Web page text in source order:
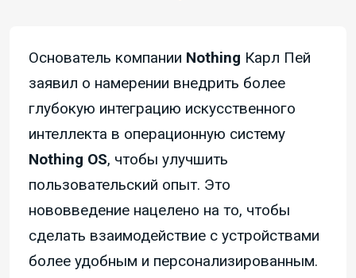
Основатель компании Nothing Карл Пей
заявил о намерении внедрить более
глубокую интеграцию искусственного
интеллекта в операционную систему
Nothing OS, чтобы улучшить
пользовательский опыт. Это
нововведение нацелено на то, чтобы
сделать взаимодействие с устройствами
более удобным и персонализированным.